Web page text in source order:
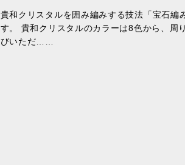
貴和クリスタルを囲み編みする技法「宝石編
す。 貴和クリスタルのカラーは8色から、周
びいただ……